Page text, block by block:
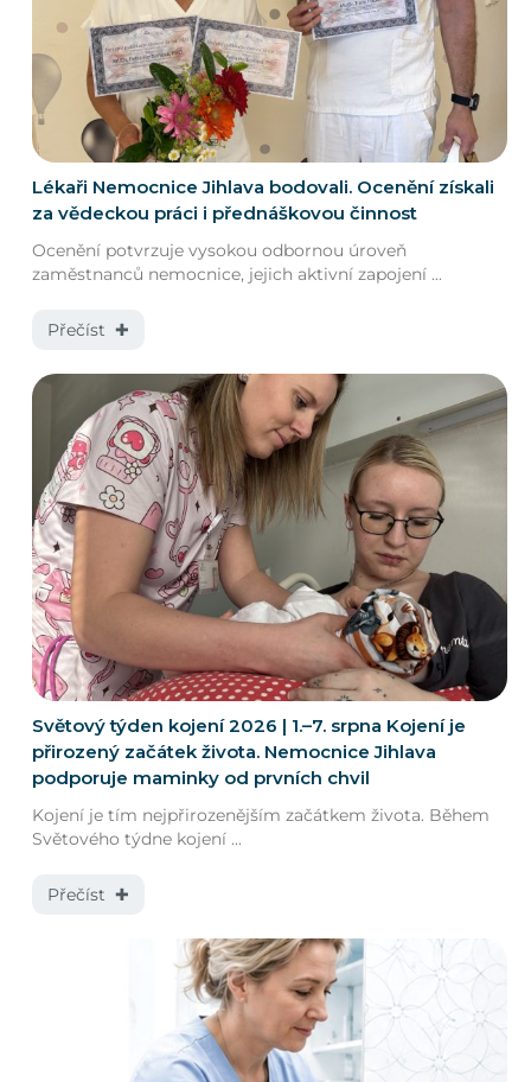
Lékaři Nemocnice Jihlava bodovali. Ocenění získali
za vědeckou práci i přednáškovou činnost
Ocenění potvrzuje vysokou odbornou úroveň
zaměstnanců nemocnice, jejich aktivní zapojení ...
Přečíst ✚
Světový týden kojení 2026 | 1.–7. srpna Kojení je
přirozený začátek života. Nemocnice Jihlava
podporuje maminky od prvních chvil
Kojení je tím nejpřirozenějším začátkem života. Během
Světového týdne kojení ...
Přečíst ✚